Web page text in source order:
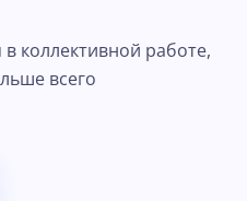
коллективной работе,
всего